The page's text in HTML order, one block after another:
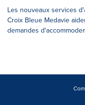
Les nouveaux services
Croix Bleue Medavie
demandes